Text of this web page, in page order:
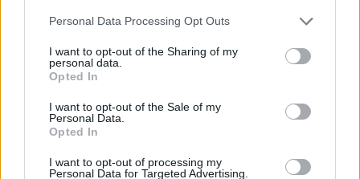
Personal Data Processing Opt Outs
I want to opt-out of the Sharing of my
personal data.
Opted In
I want to opt-out of the Sale of my
Personal Data.
Opted In
I want to opt-out of processing my
Personal Data for Targeted Advertising.
che includano uno o più link a siti esterni verranno rimossi in automatico dal